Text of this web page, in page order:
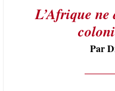
L’Afrique ne
Par